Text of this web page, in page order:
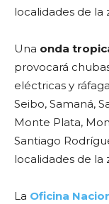
k
localidades de la
Una onda
provocará
eléctricas y
Seibo, Samaná,
Monte Plata,
Santiago
localidades de la
La Oficina